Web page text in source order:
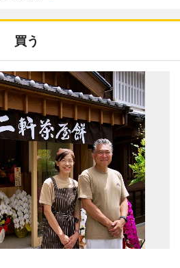
買う